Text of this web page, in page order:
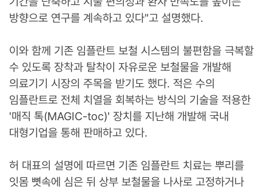
방향으로 연구를 계속하고 있다"고 설명했다.
이와 함께 기존 임플란트 보철 시스템의 불편함을 극복할
수 있도록 장착과 탈착이 자유로운 보철물을 개발해
의료기기 시장의 주목을 받기도 했다. 적은 수의
임플란트로 전체 치열을 회복하는 방식의 기술을 적용한
'매직 톡(MAGIC-toc)' 장치를 지난해 개발해 국내
대형기업을 통해 판매하고 있다.
허 대표의 설명에 따르면 기존 임플란트 치료는 뿌리를
잇몸 뼛속에 심은 뒤 상부 보철물을 나사로 고정하거나